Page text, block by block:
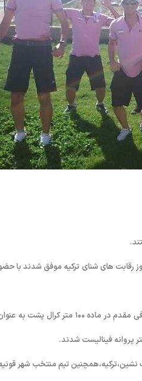
رقابت های شنای ترکیه موفق شدند با
امیر محمد سرابی در ماده های ۵۰ متر آزاد و ۵۰ متر قورباغه به
تیم منتخب شهر